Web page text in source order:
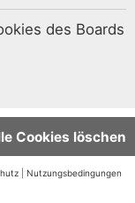
des Boards
Cookies löschen
Nutzungsbedingungen